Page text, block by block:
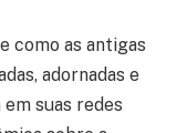
como as antigas
adornadas e
suas redes